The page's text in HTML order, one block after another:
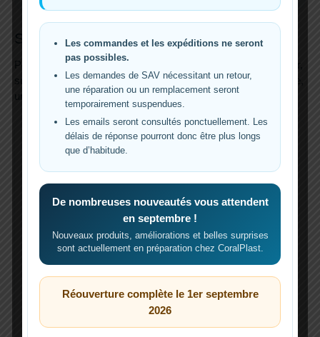
Support de capteur réglable en option
Pour faciliter l’installation du capteur dans un godet d’écumeur,
sur le bord d’une décante ou dans un compartiment technique,
un support réglable est disponible en option.
Épaisseur de verre
Profondeur réglable
Réglage de la position du capteur de 5 à 20 cm.
Sur mesure possible
Dimensions personnalisées sur demande via le formulaire
Les commandes et les expéditions ne seront
pas possibles.
Les demandes de SAV nécessitant un retour,
une réparation ou un remplacement seront
temporairement suspendues.
Les emails seront consultés ponctuellement. Les
délais de réponse pourront donc être plus longs
que d’habitude.
De nombreuses nouveautés vous attendent
en septembre !
Nouveaux produits, améliorations et belles surprises
sont actuellement en préparation chez CoralPlast.
Réouverture complète le 1er septembre
2026